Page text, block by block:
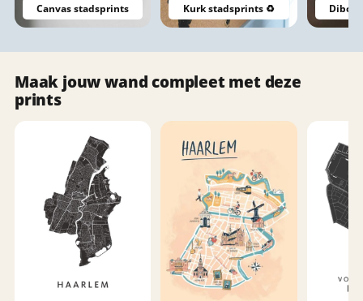
Canvas stadsprints Kurk stadsprints ♻️
Maak jouw wand compleet met deze
prints